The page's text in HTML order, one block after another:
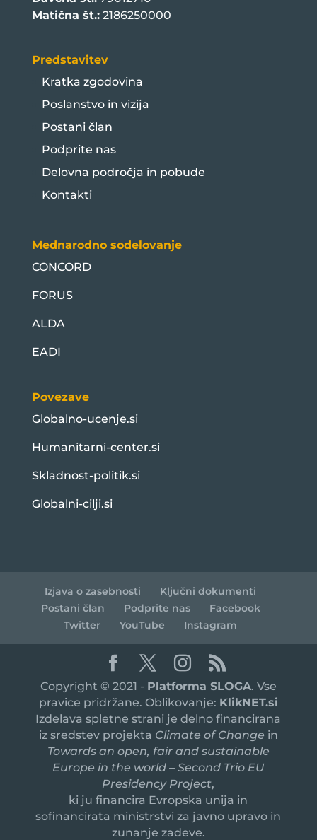
Matična št.:2186250000
Predstavitev
Kratka zgodovina
Poslanstvo in vizija
Postani član
Podprite nas
Delovna področja in pobude
Kontakti
Mednarodno sodelovanje
CONCORD
FORUS
ALDA
EADI
Povezave
Globalno-ucenje.si
Humanitarni-center.si
Skladnost-politik.si
Globalni-cilji.si
Izjava o zasebnosti
Ključni dokumenti
Postani član
Podprite nas
Facebook
Twitter
YouTube Instagram
Copyright © 2021 - Platforma SLOGA. Vse
pravice pridržane. Oblikovanje: KlikNET.si
Izdelava spletne strani je delno financirana
iz sredstev projekta Climate of Change in
Towards an open, fair and sustainable
Europe in the world – Second Trio EU
Presidency Project,
ki ju financira Evropska unija in
sofinancirata ministrstvi za javno upravo in
zunanje zadeve.